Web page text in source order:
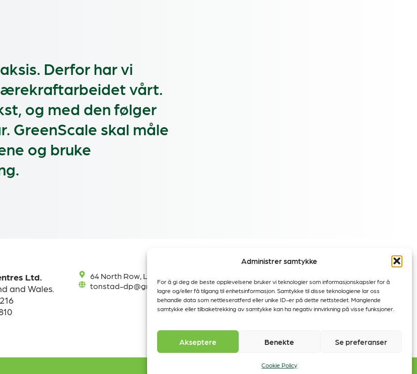
Administrer samtykke
For å gi deg de beste opplevelsene bruker vi teknologier som informasjonskapsler for å
lagre og/eller få tilgang til enhetsinformasjon. Samtykke til disse teknologiene lar oss
behandle data som nettleseratferd eller unike ID-er på dette nettstedet. Manglende
samtykke eller tilbaketrekking av samtykke kan ha negativ innvirkning på visse funksjoner.
Akseptere Benekte Se preferanser
Cookie Policy
Derfor har vi
vårt.
og med den følger
GreenScale skal måle
og bruke
Ltd.
and Wales.
64 North Row, London, W1K7DA
tonstad-dp@greenscaledc.com
Retningslinjer for informasjonskapsler